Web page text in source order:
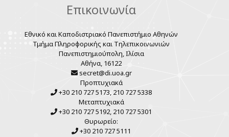
Επικοινωνία
Εθνικό και Καποδιστριακό Πανεπιστήμιο Αθηνών
Τμήμα Πληροφορικής και Τηλεπικοινωνιών
Πανεπιστημιούπολη, Ιλίσια
Αθήνα, 16122
secret@di.uoa.gr
Προπτυχιακά
+30 210 727 5173, 210 727 5338
Μεταπτυχιακά
+30 210 727 5192, 210 727 5301
Θυρωρείο:
+30 210 727 5111